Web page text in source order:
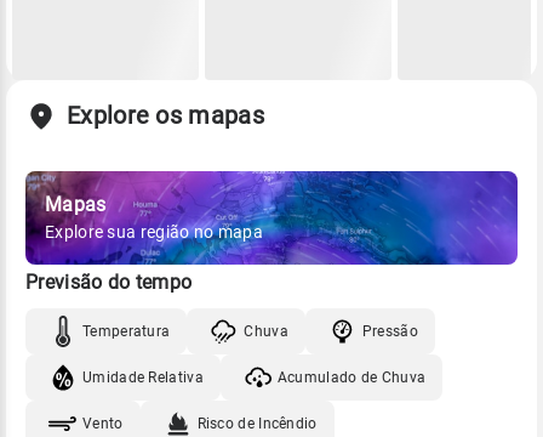
Explore os mapas
Mapas
Explore sua região no mapa
Previsão do tempo
Temperatura Chuva Pressão
Umidade Relativa Acumulado de Chuva
Vento Risco de Incêndio